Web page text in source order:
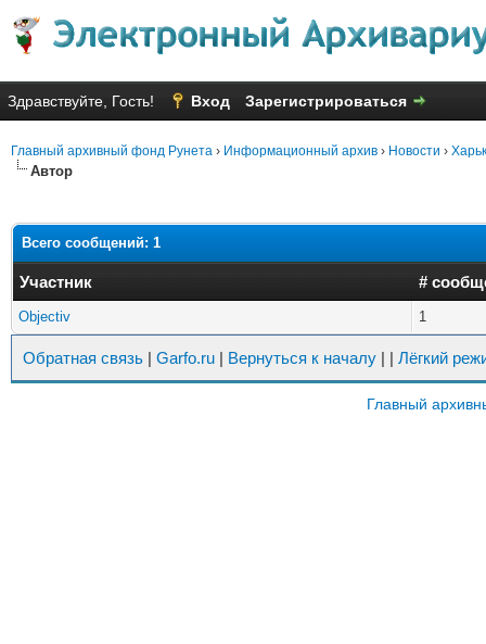
Здравствуйте, Гость! Вход Зарегистрироваться
Главный архивный фонд Рунета › Информационный архив › Новости ›
Автор
Всего сообщений: 1
Участник #
Objectiv 1
Обратная связь | Garfo.ru | Вернуться к началу | | Лёгкий
Главный